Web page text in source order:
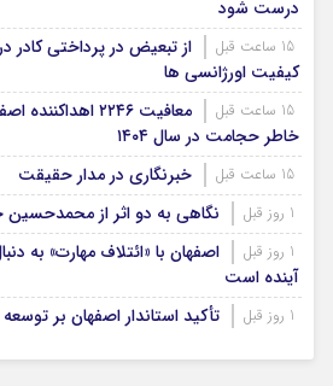
درست شود
از تبعیض در پرداختی کادر
کیفیت اورژانسی ها
معافیت ۲۲۴۶
خاطر حجامت در سال ۱۴۰۴
خبرنگاری در مدار حقیقت
نگاهی به دو اثر از
اصفهان با «ائتلاف مهارت» به
آینده است
تأکید استاندار اصفهان بر